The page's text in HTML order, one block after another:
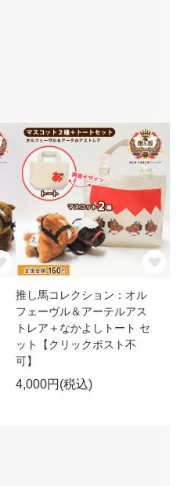
推し馬コレクション：オル
フェーヴル＆アーテルアス
トレア＋なかよしトート セ
ット【クリックポスト不
可】
4,000円(税込)